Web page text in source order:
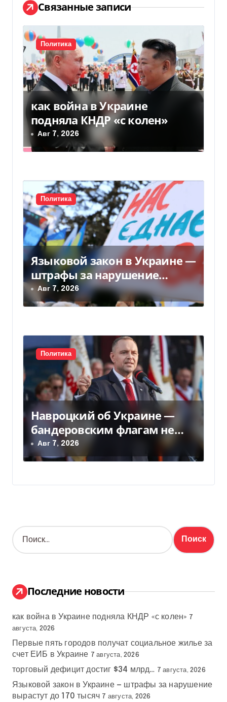
ц
и
я
п
о
з
а
п
и
с
я
м
Связанные записи
Политика
как война в Украине
подняла КНДР «с колен»
Авг 7, 2026
Политика
Языковой закон в Украине —
штрафы за нарушение
вырастут до 170 тысяч
Авг 7, 2026
Политика
Навроцкий об Украине —
бандеровским флагам не
место в Польше
Авг 7, 2026
Н
а
:
Последние новости
как война в Украине подняла КНДР «с колен» 7
августа, 2026
Первые пять городов получат социальное жилье за
счет ЕИБ в Украине 7 августа, 2026
торговый дефицит достиг $34 млрд… 7 августа, 2026
Языковой закон в Украине — штрафы за нарушение
вырастут до 170 тысяч 7 августа, 2026